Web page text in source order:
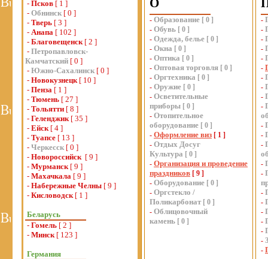
- Псков [ 1 ]
- Обнинск [ 0 ]
- Тверь [ 3 ]
- Анапа [ 102 ]
- Благовещенск[ 2 ]
- Петропавловск-
Камчатский [ 0 ]
- Южно-Сахалинск [ 0 ]
- Новокузнецк[ 10 ]
- Пенза [ 1 ]
- Тюмень [ 27 ]
- Тольятти [ 8 ]
- Геленджик[ 35 ]
- Ейск[ 4 ]
- Туапсе [ 13 ]
- Черкесск [ 0 ]
- Новороссийск [ 9 ]
- Мурманск[ 9 ]
- Махачкала [ 9 ]
- Набережные Челны [ 9 ]
- Кисловодск[ 1 ]
Беларусь
- Гомель [ 2 ]
- Минск[ 123 ]
Германия
О
- Образование [ 0 ]
- Обувь [ 0 ]
- Одежда, белье [ 0 ]
- Окна [ 0 ]
- Оптика [ 0 ]
- Оптовая торговля [ 0 ]
- Оргтехника [ 0 ]
- Оружие [ 0 ]
- Осветительные
приборы [ 0 ]
- Отопительное
оборудование [ 0 ]
- Оформление виз [ 1 ]
- Отдых Досуг
Культура [ 0 ]
- Организация и проведение
праздников [ 9 ]
- Оборудование [ 0 ]
- Оргстекло /
Поликарбонат [ 0 ]
- Облицовочный
камень [ 0 ]
-
-
-
-
-
-
-
-
-
-
-
-
-
-
-
-
-
-
-
-
-
-